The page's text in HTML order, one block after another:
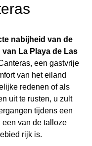
nabijheid van de
La Playa de Las
een gastvrije
van het eiland
redenen of als
uit te rusten, u zult
tijdens een
van de talloze
rijk is.